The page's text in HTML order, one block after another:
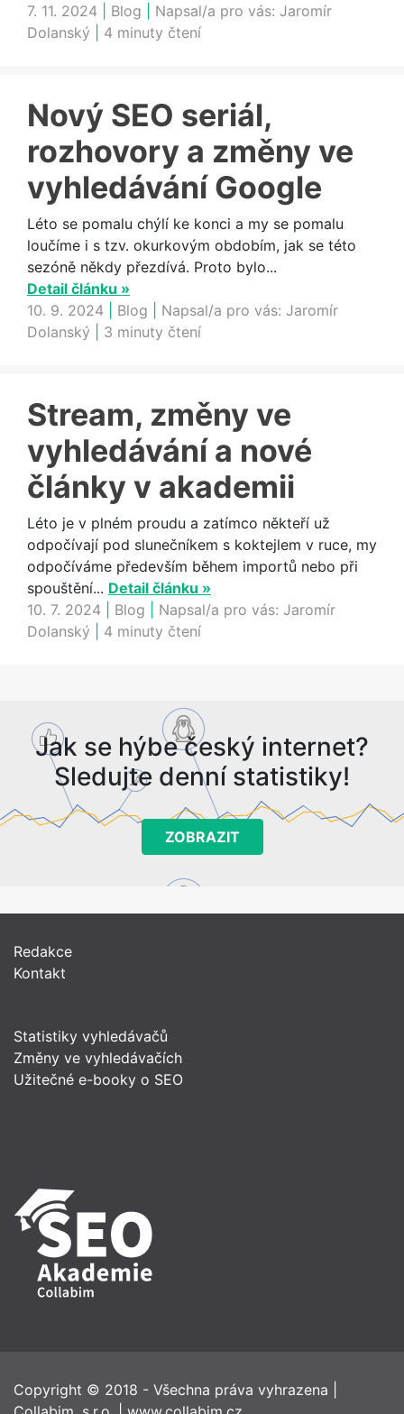
7. 11. 2024
Blog Napsal/a pro vás: Jaromír
Dolanský
4 minuty čtení
Nový SEO seriál,
rozhovory a změny ve
vyhledávání Google
Léto se pomalu chýlí ke konci a my se pomalu
loučíme i s tzv. okurkovým obdobím, jak se této
sezóně někdy přezdívá. Proto bylo...
Detail článku »
10. 9. 2024
Blog Napsal/a pro vás: Jaromír
Dolanský
3 minuty čtení
Stream, změny ve
vyhledávání a nové
články v akademii
Léto je v plném proudu a zatímco někteří už
odpočívají pod slunečníkem s koktejlem v ruce, my
odpočíváme především během importů nebo při
spouštění... Detail článku »
10. 7. 2024
Blog Napsal/a pro vás: Jaromír
Dolanský
4 minuty čtení
Jak se hýbe český internet?
Sledujte denní statistiky!
ZOBRAZIT
Redakce
Kontakt
Statistiky vyhledávačů
Změny ve vyhledávačích
Užitečné e-booky o SEO
Copyright © 2018 - Všechna práva vyhrazena